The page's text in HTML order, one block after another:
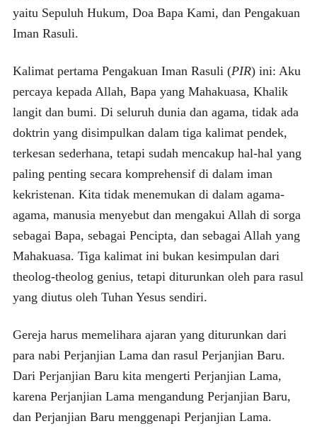
yaitu Sepuluh Hukum, Doa Bapa Kami, dan Pengakuan
Iman Rasuli.
Kalimat pertama Pengakuan Iman Rasuli (PIR) ini: Aku
percaya kepada Allah, Bapa yang Mahakuasa, Khalik
langit dan bumi. Di seluruh dunia dan agama, tidak ada
doktrin yang disimpulkan dalam tiga kalimat pendek,
terkesan sederhana, tetapi sudah mencakup hal-hal yang
paling penting secara komprehensif di dalam iman
kekristenan. Kita tidak menemukan di dalam agama-
agama, manusia menyebut dan mengakui Allah di sorga
sebagai Bapa, sebagai Pencipta, dan sebagai Allah yang
Mahakuasa. Tiga kalimat ini bukan kesimpulan dari
theolog-theolog genius, tetapi diturunkan oleh para rasul
yang diutus oleh Tuhan Yesus sendiri.
Gereja harus memelihara ajaran yang diturunkan dari
para nabi Perjanjian Lama dan rasul Perjanjian Baru.
Dari Perjanjian Baru kita mengerti Perjanjian Lama,
karena Perjanjian Lama mengandung Perjanjian Baru,
dan Perjanjian Baru menggenapi Perjanjian Lama.